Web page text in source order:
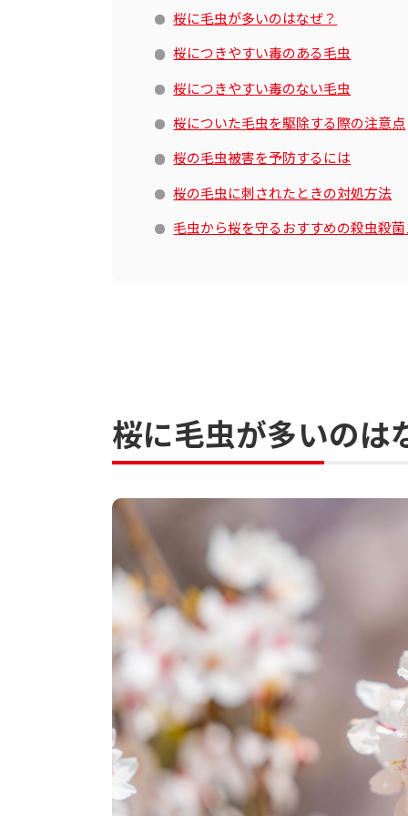
桜に毛虫が多いのはなぜ？
桜につきやすい毒のある毛虫
桜につきやすい毒のない毛虫
桜についた毛虫を駆除する際の注意点
桜の毛虫被害を予防するには
桜の毛虫に刺されたときの対処方法
毛虫から桜を守るおすすめの殺虫殺
桜に毛虫が多いのは